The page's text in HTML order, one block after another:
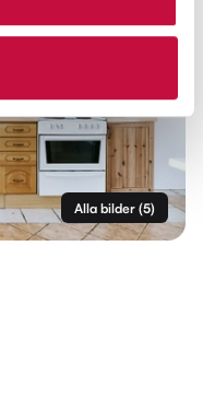
Alla bilder (5)